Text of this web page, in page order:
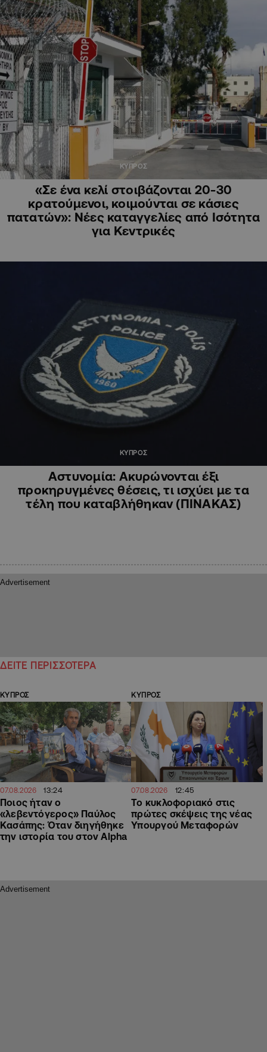
ΚΥΠΡΟΣ
«Σε ένα κελί στοιβάζονται 20-30
κρατούμενοι, κοιμούνται σε κάσιες
πατατών»: Νέες καταγγελίες από Ισότητα
για Κεντρικές
ΚΥΠΡΟΣ
Αστυνομία: Ακυρώνονται έξι
προκηρυγμένες θέσεις, τι ισχύει με τα
τέλη που καταβλήθηκαν (ΠΙΝΑΚΑΣ)
ΔΕΙΤΕ ΠΕΡΙΣΣΟΤΕΡΑ
ΚΥΠΡΟΣ
07.08.2026 13:24
Ποιος ήταν ο
«λεβεντόγερος» Παύλος
Κασάπης: Όταν διηγήθηκε
την ιστορία του στον Alpha
ΚΥΠΡΟΣ
07.08.2026 12:45
Το κυκλοφοριακό στις
πρώτες σκέψεις της νέας
Υπουργού Μεταφορών